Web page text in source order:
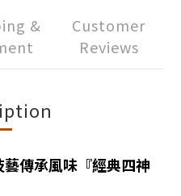
&
Customer
Reviews
傳承風味『經典四神